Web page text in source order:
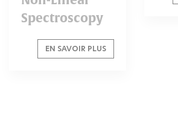
Spectroscopy
EN SAVOIR PLUS